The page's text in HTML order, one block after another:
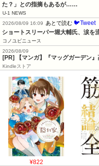
た？」との指摘もあるが……
U-1 NEWS
2026/08/09 16:09
あとで読む 🐦Tweet
ショートスリーパー堀大輔氏、涙を
コノユビニュース
2026/08/09
[PR] 【マンガ】『マッグガーデン
Kindleストア
¥822